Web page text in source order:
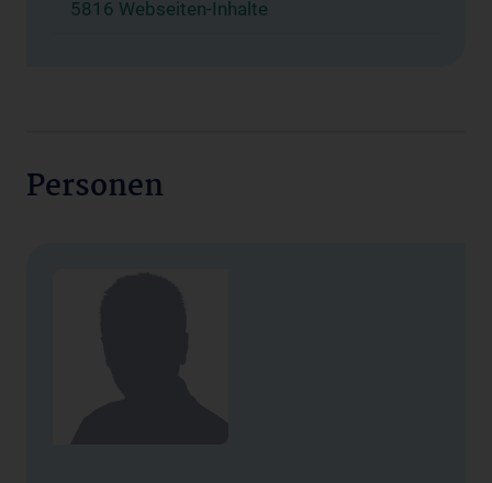
5816 Webseiten-Inhalte
Personen